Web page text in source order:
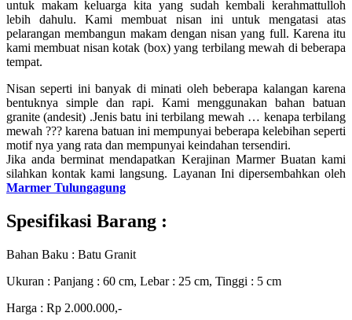
untuk makam keluarga kita yang sudah kembali kerahmattulloh
lebih dahulu. Kami membuat nisan ini untuk mengatasi atas
pelarangan membangun makam dengan nisan yang full. Karena itu
kami membuat nisan kotak (box) yang terbilang mewah di beberapa
tempat.
Nisan seperti ini banyak di minati oleh beberapa kalangan karena
bentuknya simple dan rapi. Kami menggunakan bahan batuan
granite (andesit) .Jenis batu ini terbilang mewah … kenapa terbilang
mewah ??? karena batuan ini mempunyai beberapa kelebihan seperti
motif nya yang rata dan mempunyai keindahan tersendiri.
Jika anda berminat mendapatkan Kerajinan Marmer Buatan kami
silahkan kontak kami langsung. Layanan Ini dipersembahkan oleh
Marmer Tulungagung
Spesifikasi Barang :
Bahan Baku : Batu Granit
Ukuran : Panjang : 60 cm, Lebar : 25 cm, Tinggi : 5 cm
Harga : Rp 2.000.000,-